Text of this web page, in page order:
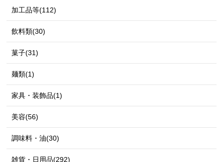
加工品等(112)
飲料類(30)
菓子(31)
麺類(1)
家具・装飾品(1)
美容(56)
調味料・油(30)
雑貨・日用品(292)